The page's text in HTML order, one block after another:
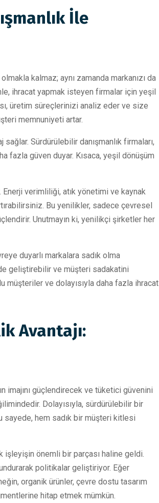
İle
kalmaz; aynı zamanda markanızı da
ihracat yapmak isteyen firmalar için yeşil
üretim süreçlerinizi analiz eder ve size
memnuniyeti artar.
Sürdürülebilir danışmanlık firmaları,
fazla güven duyar. Kısaca, yeşil dönüşüm
Enerji verimliliği, atık yönetimi ve kaynak
Bu yenilikler, sadece çevresel
Unutmayın ki, yenilikçi şirketler her
duyarlı markalara sadık olma
geliştirebilir ve müşteri sadakatini
müşteriler ve dolayısıyla daha fazla ihracat
Avantajı:
imajını güçlendirecek ve tüketici güvenini
Dolayısıyla, sürdürülebilir bir
sayede, hem sadık bir müşteri kitlesi
işleyişin önemli bir parçası haline geldi.
politikalar geliştiriyor. Eğer
organik ürünler, çevre dostu tasarım
hitap etmek mümkün.